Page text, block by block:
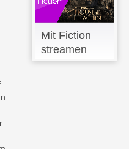
Mit Fiction
streamen